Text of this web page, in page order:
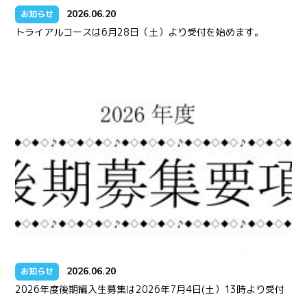
お知らせ 2026.06.20
トライアルコースは6月28日（土）より受付を始めます。
お知らせ 2026.06.20
2026年度後期編入生募集は2026年7月4日(土）13時より受付